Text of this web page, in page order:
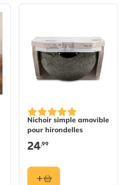
Nichoir simple amovible
pour hirondelles
24,99